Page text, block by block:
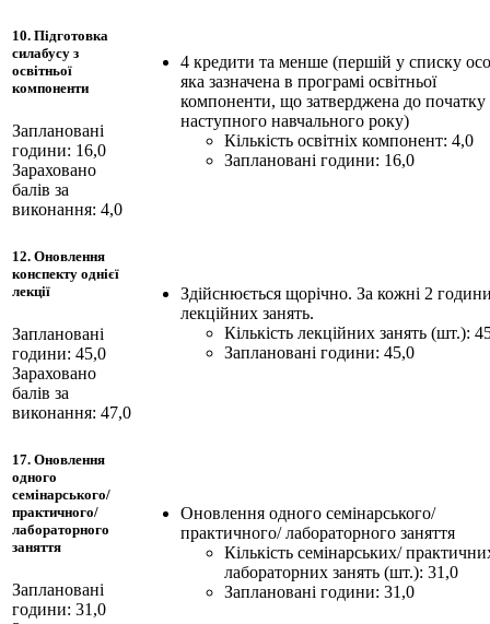
10. Підготовка
силабусу з
освітньої
компоненти
Заплановані
години: 16,0
Зараховано
балів за
виконання: 4,0
4 кредити та менше (першій у списку
яка зазначена в програмі освітньої
компоненти, що затверджена до початку
наступного навчального року)
Кількість освітніх компонент: 4,0
Заплановані години: 16,0
12. Оновлення
конспекту однієї
лекції
Заплановані
години: 45,0
Зараховано
балів за
виконання: 47,0
Здійснюється щорічно. За кожні 2
лекційних занять.
Кількість лекційних занять (шт.):
Заплановані години: 45,0
17. Оновлення
одного
семінарського/
практичного/
лабораторного
заняття
Заплановані
години: 31,0
Оновлення одного семінарського/
практичного/ лабораторного заняття
Кількість семінарських/
лабораторних занять (шт.): 31,0
Заплановані години: 31,0